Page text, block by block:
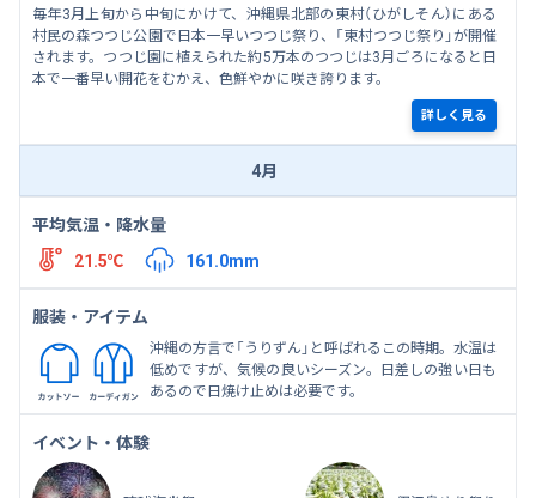
毎年3月上旬から中旬にかけて、沖縄県北部の東村（ひがしそん）にある
村民の森つつじ公園で日本一早いつつじ祭り、「東村つつじ祭り」が開催
されます。つつじ園に植えられた約5万本のつつじは3月ごろになると日
本で一番早い開花をむかえ、色鮮やかに咲き誇ります。
詳しく見る
4月
平均気温・降水量
21.5℃
161.0mm
服装・アイテム
沖縄の方言で「うりずん」と呼ばれるこの時期。水温は
低めですが、気候の良いシーズン。日差しの強い日も
あるので日焼け止めは必要です。
イベント・体験